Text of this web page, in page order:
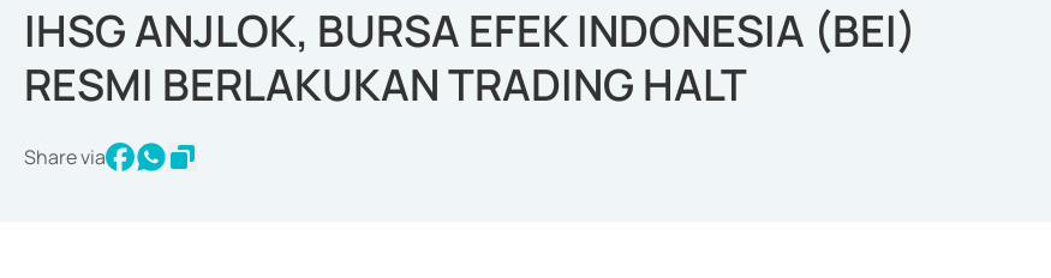
IHSG ANJLOK, BURSA EFEK INDONESIA (BEI)
RESMI BERLAKUKAN TRADING HALT
Share via